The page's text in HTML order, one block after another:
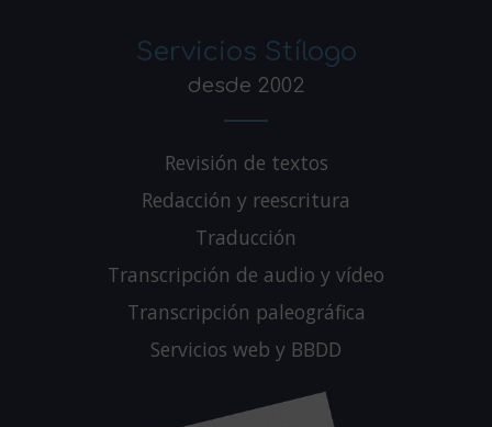
Servicios Stílogo
desde 2002
Revisión de textos
Redacción y reescritura
Traducción
Transcripción de audio y vídeo
Transcripción paleográfica
Servicios web y BBDD